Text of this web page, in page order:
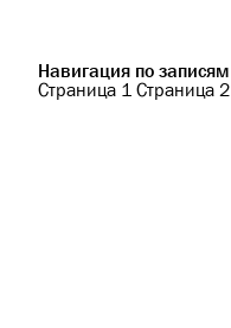
Навигация по записям
Страница 1 Страница 2